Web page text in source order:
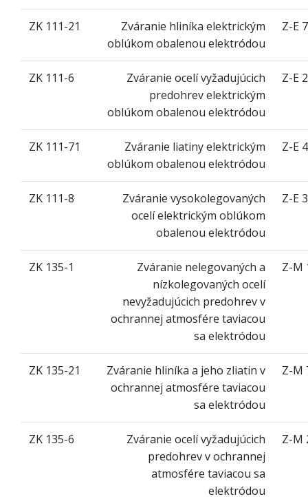
ZK 111-21
Zváranie hliníka elektrickým
oblúkom obalenou elektródou
Z-E 7
ZK 111-6
Zváranie ocelí vyžadujúcich
predohrev elektrickým
oblúkom obalenou elektródou
Z-E 2
ZK 111-71
Zváranie liatiny elektrickým
oblúkom obalenou elektródou
Z-E 4
ZK 111-8
Zváranie vysokolegovaných
ocelí elektrickým oblúkom
obalenou elektródou
Z-E 3
ZK 135-1
Zváranie nelegovaných a
nízkolegovaných ocelí
nevyžadujúcich predohrev v
ochrannej atmosfére taviacou
sa elektródou
Z-M
ZK 135-21
Zváranie hliníka a jeho zliatin v
ochrannej atmosfére taviacou
sa elektródou
Z-M
ZK 135-6
Zváranie ocelí vyžadujúcich
predohrev v ochrannej
atmosfére taviacou sa
elektródou
Z-M